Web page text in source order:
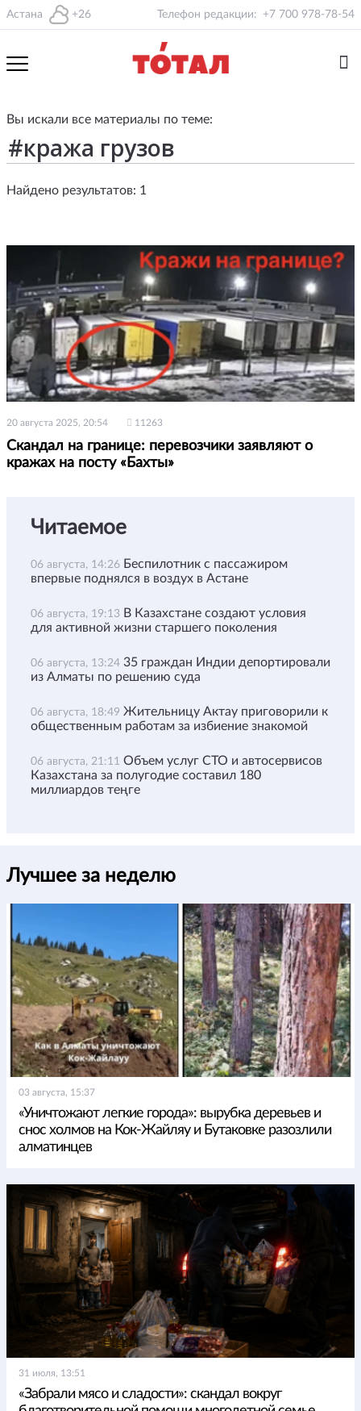
Астана +26 Телефон редакции: +7 700 978-78-54
Вы искали все материалы по теме:
Найдено результатов: 1
20 августа 2025, 20:54 11263
Скандал на границе: перевозчики заявляют о
кражах на посту «Бахты»
Читаемое
06 августа, 14:26 Беспилотник с пассажиром
впервые поднялся в воздух в Астане
06 августа, 19:13 В Казахстане создают условия
для активной жизни старшего поколения
06 августа, 13:24 35 граждан Индии депортировали
из Алматы по решению суда
06 августа, 18:49 Жительницу Актау приговорили к
общественным работам за избиение знакомой
06 августа, 21:11 Объем услуг СТО и автосервисов
Казахстана за полугодие составил 180
миллиардов теңге
Лучшее за неделю
03 августа, 15:37
«Уничтожают легкие города»: вырубка деревьев и
снос холмов на Кок-Жайляу и Бутаковке разозлили
алматинцев
31 июля, 13:51
«Забрали мясо и сладости»: скандал вокруг